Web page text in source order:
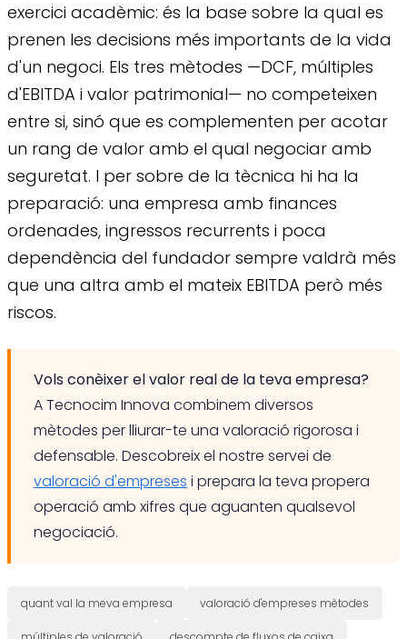
exercici acadèmic: és la base sobre la qual es
prenen les decisions més importants de la vida
d'un negoci. Els tres mètodes —DCF, múltiples
d'EBITDA i valor patrimonial— no competeixen
entre si, sinó que es complementen per acotar
un rang de valor amb el qual negociar amb
seguretat. I per sobre de la tècnica hi ha la
preparació: una empresa amb finances
ordenades, ingressos recurrents i poca
dependència del fundador sempre valdrà més
que una altra amb el mateix EBITDA però més
riscos.
Vols conèixer el valor real de la teva empresa?
A Tecnocim Innova combinem diversos
mètodes per lliurar-te una valoració rigorosa i
defensable. Descobreix el nostre servei de
valoració d'empreses i prepara la teva propera
operació amb xifres que aguanten qualsevol
negociació.
quant val la meva empresa valoració d'empreses mètodes